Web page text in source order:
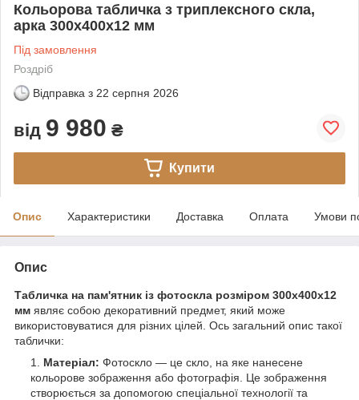
Кольорова табличка з триплексного скла,
арка 300х400х12 мм
Під замовлення
Роздріб
Відправка з 22 серпня 2026
від 9 980 ₴
Купити
Опис Характеристики Доставка Оплата Умови
Опис
Табличка на пам'ятник із фотоскла розміром 300х400x12
мм являє собою декоративний предмет, який може
використовуватися для різних цілей. Ось загальний опис такої
таблички:
Матеріал: Фотоскло — це скло, на яке нанесене
кольорове зображення або фотографія. Це зображення
створюється за допомогою спеціальної технології та